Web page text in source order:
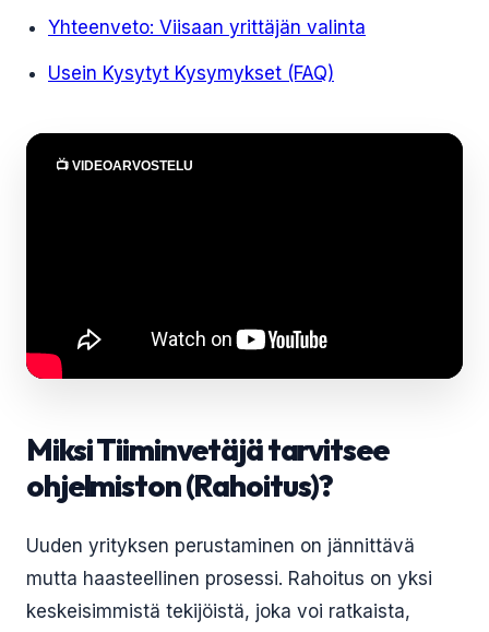
Yhteenveto: Viisaan yrittäjän valinta
Usein Kysytyt Kysymykset (FAQ)
📺 VIDEOARVOSTELU
Miksi Tiiminvetäjä tarvitsee
ohjelmiston (Rahoitus)?
Uuden yrityksen perustaminen on jännittävä
mutta haasteellinen prosessi. Rahoitus on yksi
keskeisimmistä tekijöistä, joka voi ratkaista,